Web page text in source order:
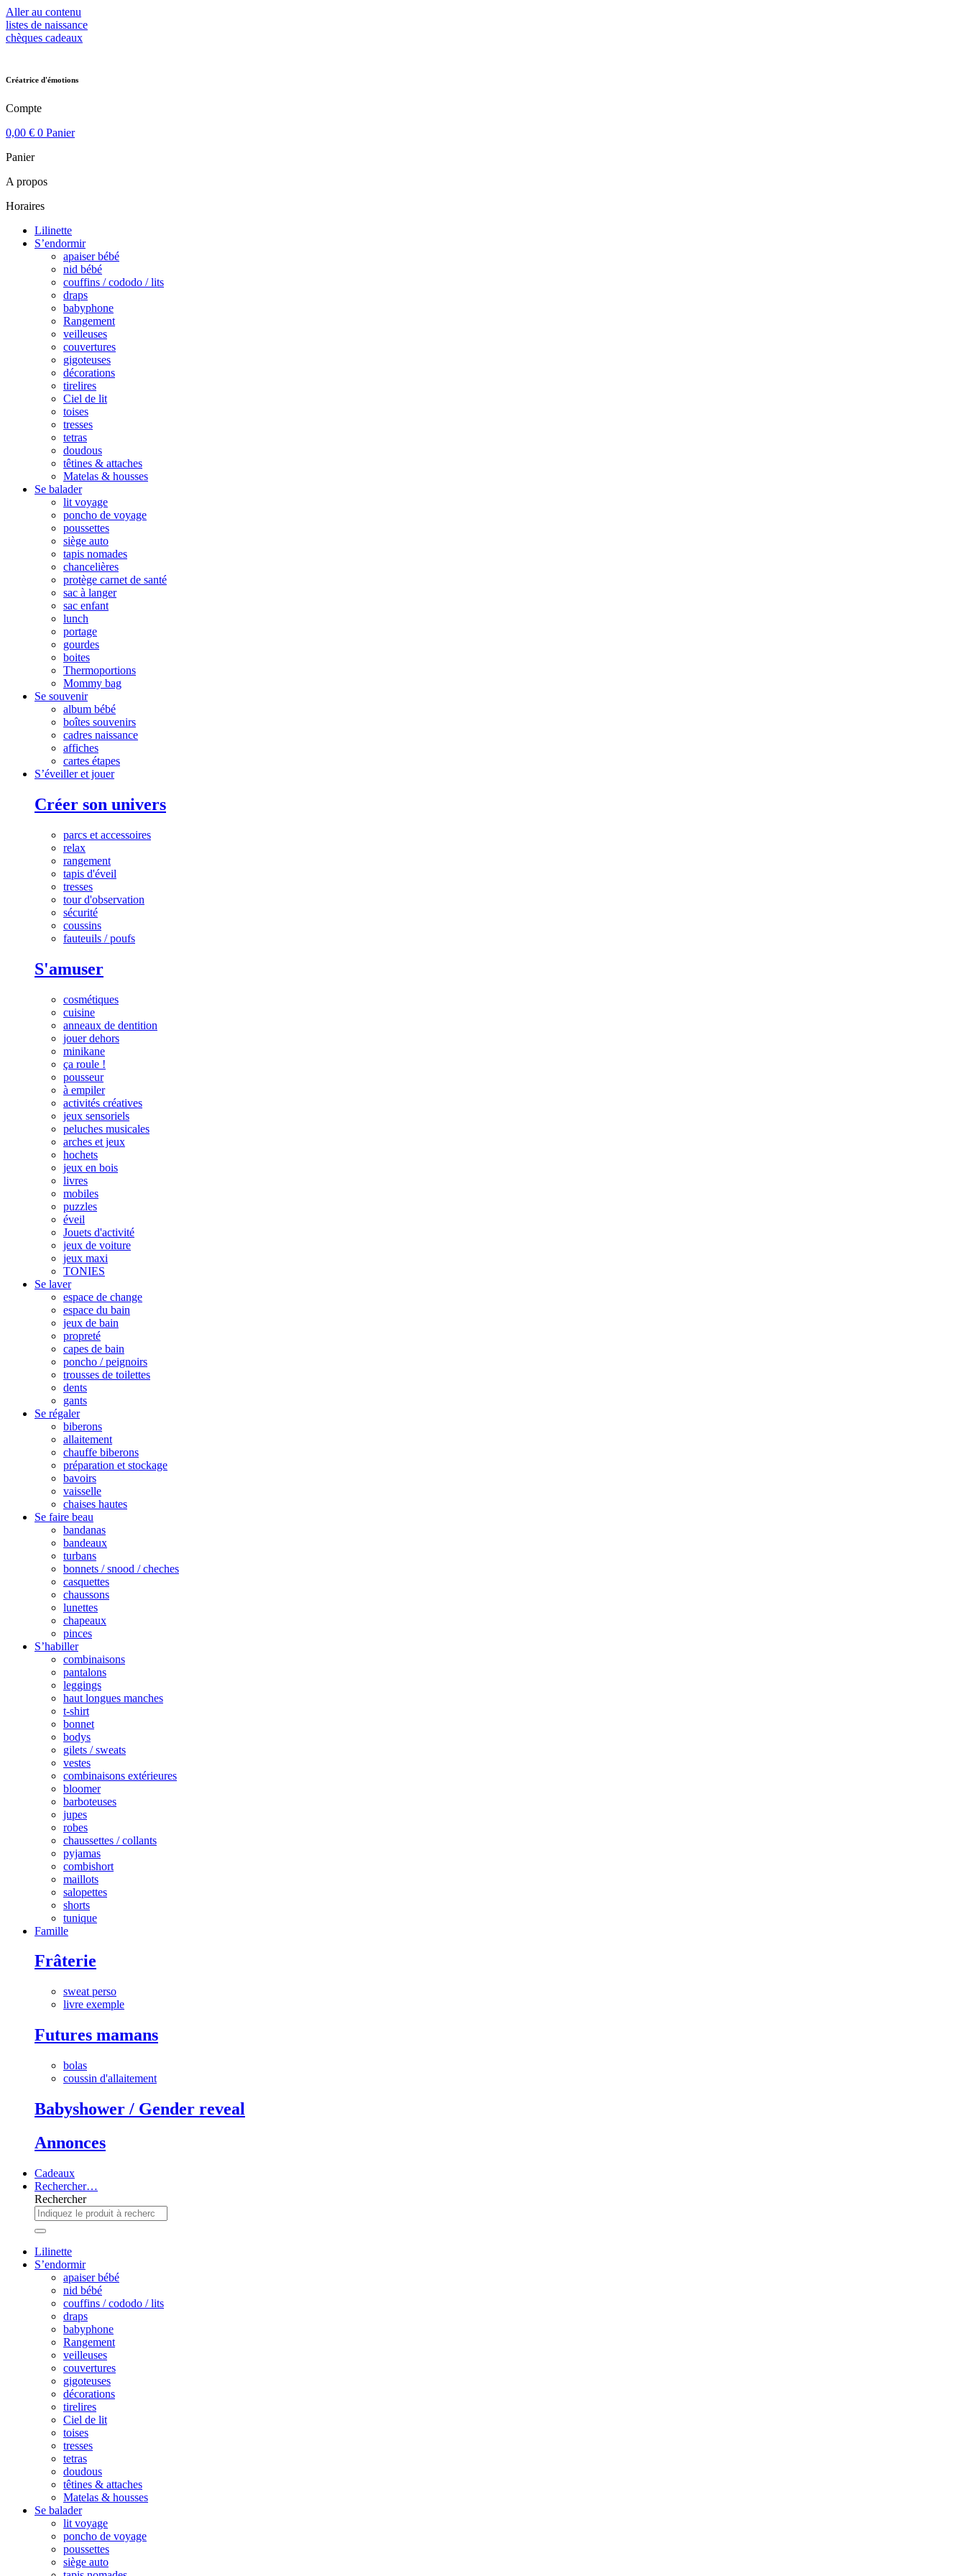
Aller au contenu
listes de naissance
chèques cadeaux
Créatrice d'émotions
Compte
0,00 € 0 Panier
Panier
A propos
Horaires
Lilinette
S’endormir
apaiser bébé
nid bébé
couffins / cododo / lits
draps
babyphone
Rangement
veilleuses
couvertures
gigoteuses
décorations
tirelires
Ciel de lit
toises
tresses
tetras
doudous
têtines & attaches
Matelas & housses
Se balader
lit voyage
poncho de voyage
poussettes
siège auto
tapis nomades
chancelières
protège carnet de santé
sac à langer
sac enfant
lunch
portage
gourdes
boites
Thermoportions
Mommy bag
Se souvenir
album bébé
boîtes souvenirs
cadres naissance
affiches
cartes étapes
S’éveiller et jouer
Créer son univers
parcs et accessoires
relax
rangement
tapis d'éveil
tresses
tour d'observation
sécurité
coussins
fauteuils / poufs
S'amuser
cosmétiques
cuisine
anneaux de dentition
jouer dehors
minikane
ça roule !
pousseur
à empiler
activités créatives
jeux sensoriels
peluches musicales
arches et jeux
hochets
jeux en bois
livres
mobiles
puzzles
éveil
Jouets d'activité
jeux de voiture
jeux maxi
TONIES
Se laver
espace de change
espace du bain
jeux de bain
propreté
capes de bain
poncho / peignoirs
trousses de toilettes
dents
gants
Se régaler
biberons
allaitement
chauffe biberons
préparation et stockage
bavoirs
vaisselle
chaises hautes
Se faire beau
bandanas
bandeaux
turbans
bonnets / snood / cheches
casquettes
chaussons
lunettes
chapeaux
pinces
S’habiller
combinaisons
pantalons
leggings
haut longues manches
t-shirt
bonnet
bodys
gilets / sweats
vestes
combinaisons extérieures
bloomer
barboteuses
jupes
robes
chaussettes / collants
pyjamas
combishort
maillots
salopettes
shorts
tunique
Famille
Frâterie
sweat perso
livre exemple
Futures mamans
bolas
coussin d'allaitement
Babyshower / Gender reveal
Annonces
Cadeaux
Rechercher…
Rechercher
Lilinette
S’endormir
apaiser bébé
nid bébé
couffins / cododo / lits
draps
babyphone
Rangement
veilleuses
couvertures
gigoteuses
décorations
tirelires
Ciel de lit
toises
tresses
tetras
doudous
têtines & attaches
Matelas & housses
Se balader
lit voyage
poncho de voyage
poussettes
siège auto